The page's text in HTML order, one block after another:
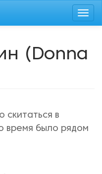
(Donna
скитаться в
время было рядом